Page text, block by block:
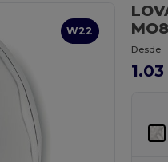
W22
Desde